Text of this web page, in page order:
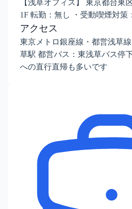
【浅草オフィス】 東京都台東
1F 転勤：無し ・受動喫煙対策
アクセス
東京メトロ銀座線・都営浅草
草駅 都営バス：東浅草バス停
への直行直帰も多いです